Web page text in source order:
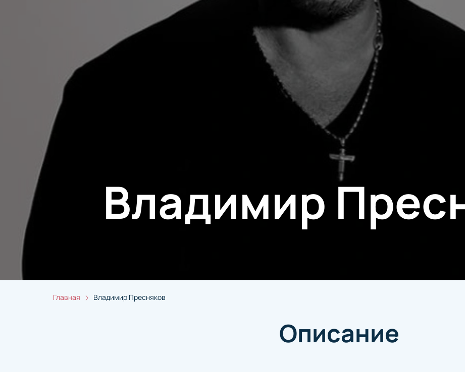
Владимир
Главная Владимир Пресняков
Описание